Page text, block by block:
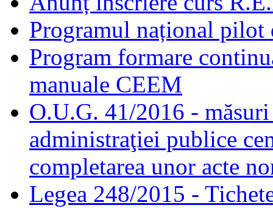
Programul național pilot
Program formare
manuale CEEM
O.U.G. 41/2016 -
administraţiei publice
completarea unor acte
Legea 248/2015 -